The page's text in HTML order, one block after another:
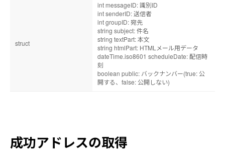
struct
int messageID: 識別ID
int senderID: 送信者
int groupID: 宛先
string subject: 件名
string textPart: 本文
string htmlPart: HTMLメール用データ
dateTime.iso8601 scheduleDate: 配信時
刻
boolean public: バックナンバー(true: 公
開する、false: 公開しない)
成功アドレスの取得